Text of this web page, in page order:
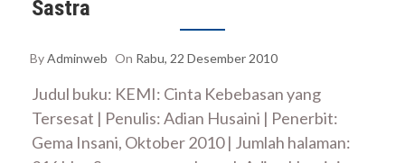
Sastra
ByAdminweb On Rabu, 22 Desember 2010
Judul buku: KEMI: Cinta Kebebasan yang
Tersesat | Penulis: Adian Husaini | Penerbit:
Gema Insani, Oktober 2010 | Jumlah halaman: